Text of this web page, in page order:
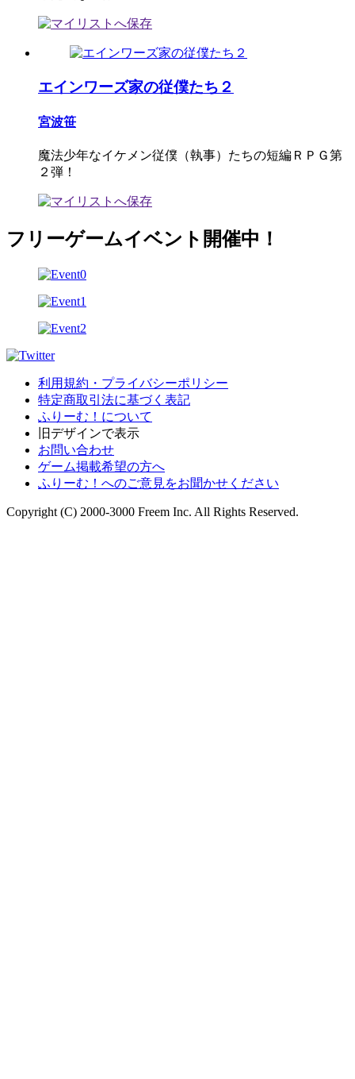
エインワーズ家の従僕たち２
宮波笹
魔法少年なイケメン従僕（執事）たちの短編ＲＰＧ第
２弾！
フリーゲームイベント開催中！
利用規約・プライバシーポリシー
特定商取引法に基づく表記
ふりーむ！について
旧デザインで表示
お問い合わせ
ゲーム掲載希望の方へ
ふりーむ！へのご意見をお聞かせください
Copyright (C) 2000-3000 Freem Inc. All Rights Reserved.